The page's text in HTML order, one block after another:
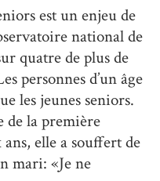
est un enjeu de
national de
quatre de plus de
personnes d’un âge
les jeunes seniors.
de la première
elle a souffert de
mari: «Je ne